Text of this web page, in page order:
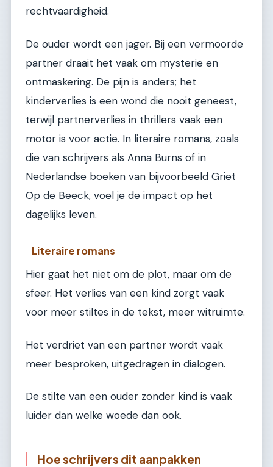
rechtvaardigheid.
De ouder wordt een jager. Bij een vermoorde
partner draait het vaak om mysterie en
ontmaskering. De pijn is anders; het
kinderverlies is een wond die nooit geneest,
terwijl partnerverlies in thrillers vaak een
motor is voor actie. In literaire romans, zoals
die van schrijvers als Anna Burns of in
Nederlandse boeken van bijvoorbeeld Griet
Op de Beeck, voel je de impact op het
dagelijks leven.
Literaire romans
Hier gaat het niet om de plot, maar om de
sfeer. Het verlies van een kind zorgt vaak
voor meer stiltes in de tekst, meer witruimte.
Het verdriet van een partner wordt vaak
meer besproken, uitgedragen in dialogen.
De stilte van een ouder zonder kind is vaak
luider dan welke woede dan ook.
Hoe schrijvers dit aanpakken